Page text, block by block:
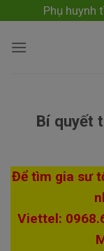
to
content
Phụ huynh
Bí quyết
Để tìm gia sư
Viettel:
modal-check